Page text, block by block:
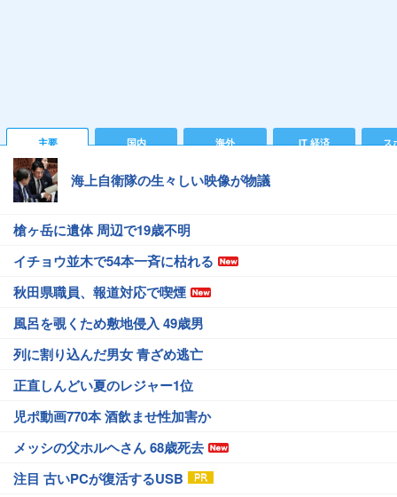
主要 国内 海外 IT 経済 ス
海上自衛隊の生々しい映像が物議
槍ヶ岳に遺体 周辺で19歳不明
イチョウ並木で54本一斉に枯れる
秋田県職員、報道対応で喫煙
風呂を覗くため敷地侵入 49歳男
列に割り込んだ男女 青ざめ逃亡
正直しんどい夏のレジャー1位
児ポ動画770本 酒飲ませ性加害か
メッシの父ホルヘさん 68歳死去
注目 古いPCが復活するUSB